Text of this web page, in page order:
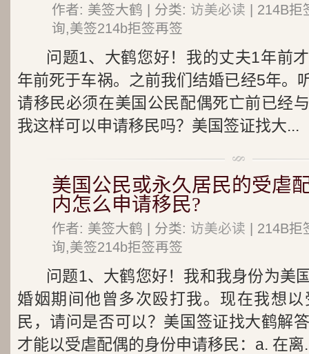
作者: 美签大鹤 | 分类: 访美必读 | 214B
询,美签214b拒签再签
问题1、大鹤您好！我的丈夫1年前
年前死于车祸。之前我们结婚已经5年。
请移民必须在美国公民配偶死亡前已经
我这样可以申请移民吗？美国签证找大...
美国公民或永久居民的受虐
内怎么申请移民?
作者: 美签大鹤 | 分类: 访美必读 | 214B
询,美签214b拒签再签
问题1、大鹤您好！我和我身份为美
婚姻期间他曾多次殴打我。现在我想
民，请问是否可以？美国签证找大鹤解
才能以受虐配偶的身份申请移民：a. 在离